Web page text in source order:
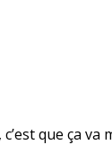
que ça va